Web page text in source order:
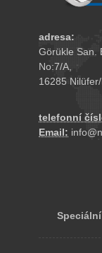
adresa:
Görükle San.
No:7/A,
16285
telefonní
Email: